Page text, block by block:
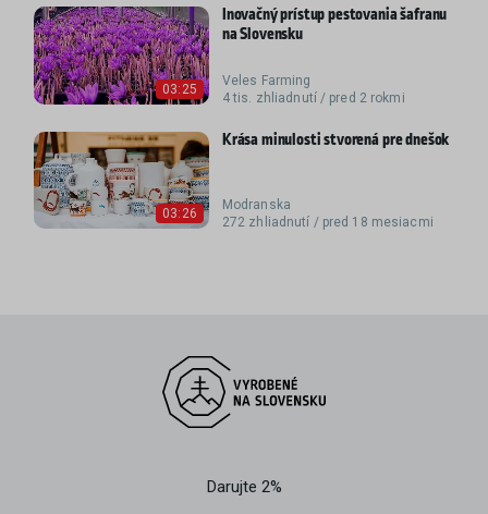
03:25
Inovačný prístup pestovania šafranu
na Slovensku
Veles Farming
4 tis. zhliadnutí / pred 2 rokmi
03:26
Krása minulosti stvorená pre dnešok
Modranska
272 zhliadnutí / pred 18 mesiacmi
Darujte 2%